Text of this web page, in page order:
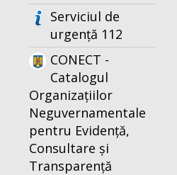
Serviciul de
urgență 112
CONECT -
Catalogul
Organizațiilor
Neguvernamentale
pentru Evidență,
Consultare și
Transparență